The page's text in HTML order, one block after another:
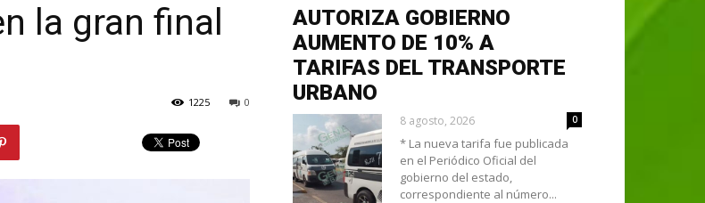
la gran final
0
1225
AUTORIZA GOBIERNO
AUMENTO DE 10% A
TARIFAS DEL TRANSPORTE
URBANO
8 agosto, 2026 0
* La nueva tarifa fue publicada
en el Periódico Oficial del
gobierno del estado,
correspondiente al número...